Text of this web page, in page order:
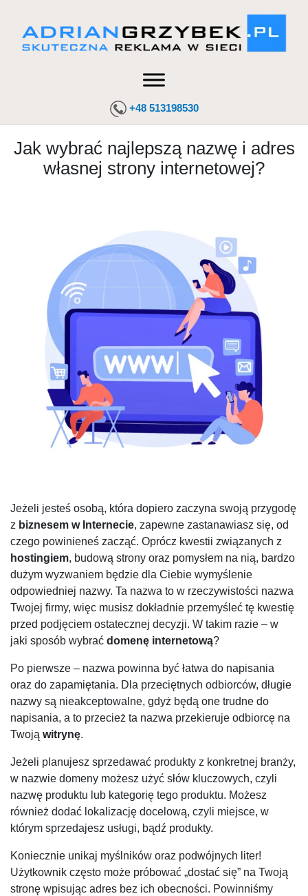
+48 513198530
Jak wybrać najlepszą nazwę i adres
własnej strony internetowej?
Jeżeli jesteś osobą, która dopiero zaczyna swoją przygodę
z biznesem w Internecie, zapewne zastanawiasz się, od
czego powinieneś zacząć. Oprócz kwestii związanych z
hostingiem, budową strony oraz pomysłem na nią, bardzo
dużym wyzwaniem będzie dla Ciebie wymyślenie
odpowiedniej nazwy. Ta nazwa to w rzeczywistości nazwa
Twojej firmy, więc musisz dokładnie przemyśleć tę kwestię
przed podjęciem ostatecznej decyzji. W takim razie – w
jaki sposób wybrać domenę internetową?
Po pierwsze – nazwa powinna być łatwa do napisania
oraz do zapamiętania. Dla przeciętnych odbiorców, długie
nazwy są nieakceptowalne, gdyż będą one trudne do
napisania, a to przecież ta nazwa przekieruje odbiorcę na
Twoją witrynę.
Jeżeli planujesz sprzedawać produkty z konkretnej branży,
w nazwie domeny możesz użyć słów kluczowych, czyli
nazwę produktu lub kategorię tego produktu. Możesz
również dodać lokalizację docelową, czyli miejsce, w
którym sprzedajesz usługi, bądź produkty.
Koniecznie unikaj myślników oraz podwójnych liter!
Użytkownik często może próbować „dostać się” na Twoją
stronę wpisując adres bez ich obecności. Powinniśmy